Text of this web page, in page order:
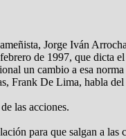
Jorge Iván
de 1997, que dicta
un cambio a esa
Frank De Lima, habla
las acciones.
para que salgan a las